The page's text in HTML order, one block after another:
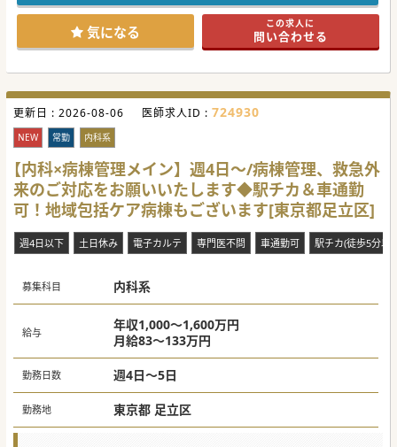
#春入職可
気になる この求人に
問い合わせる
更新日 : 2026-08-06 医師求人ID : 724930
NEW 常勤 内科系
【内科×病棟管理メイン】週4日～/病棟管理、救急外
来のご対応をお願いいたします◆駅チカ＆車通勤
可！地域包括ケア病棟もございます[東京都足立区]
週4日以下 土日休み 電子カルテ 専門医不問 車通勤可 駅チカ(徒歩5分以
募集科目 内科系
給与
年収1,000～1,600万円
月給83～133万円
勤務日数 週4日～5日
勤務地 東京都 足立区